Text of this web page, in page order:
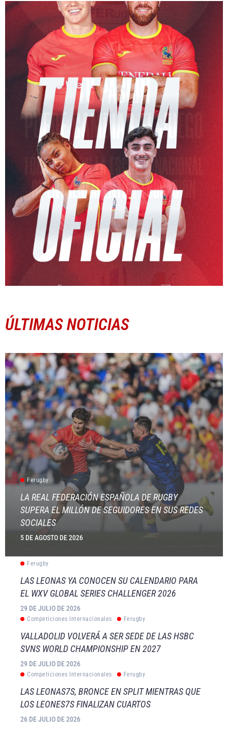
ÚLTIMAS NOTICIAS
Ferugby
LA REAL FEDERACIÓN ESPAÑOLA DE RUGBY
SUPERA EL MILLÓN DE SEGUIDORES EN SUS REDES
SOCIALES
5 DE AGOSTO DE 2026
Ferugby
LAS LEONAS YA CONOCEN SU CALENDARIO PARA
EL WXV GLOBAL SERIES CHALLENGER 2026
29 DE JULIO DE 2026
Competiciones Internacionales Ferugby
VALLADOLID VOLVERÁ A SER SEDE DE LAS HSBC
SVNS WORLD CHAMPIONSHIP EN 2027
29 DE JULIO DE 2026
Competiciones Internacionales Ferugby
LAS LEONAS7S, BRONCE EN SPLIT MIENTRAS QUE
LOS LEONES7S FINALIZAN CUARTOS
26 DE JULIO DE 2026